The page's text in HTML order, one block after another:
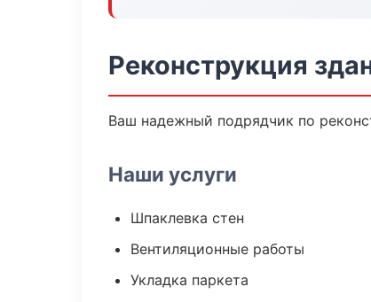
Реконструкция
Ваш надежный подрядчик по
Наши услуги
Шпаклевка стен
Вентиляционные работы
Укладка паркета